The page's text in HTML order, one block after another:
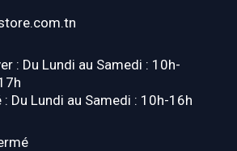
: Du Lundi au Samedi : 10h-
: Du Lundi au Samedi : 10h-16h